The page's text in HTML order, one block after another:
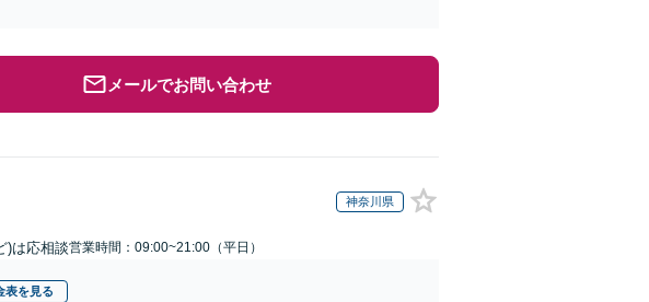
メールでお問い合わせ
神奈川県
)は応相談営業時間：09:00~21:00（平日）
表を見る